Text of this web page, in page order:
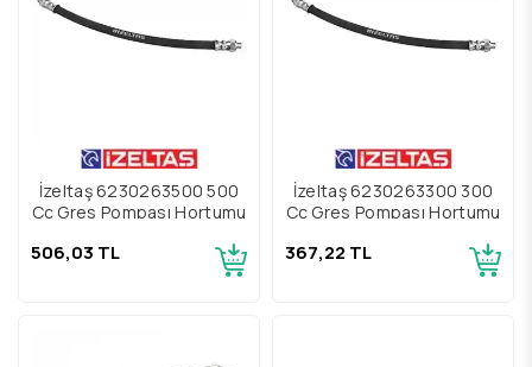
İzeltaş 6230263500 500
Cc Gres Pompası Hortumu
506,03 TL
İzeltaş 6230263300 300
Cc Gres Pompası Hortumu
367,22 TL